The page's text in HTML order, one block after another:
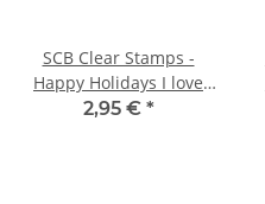
SCB Clear Stamps -
Happy Holidays I love
Winter
2,95 € *